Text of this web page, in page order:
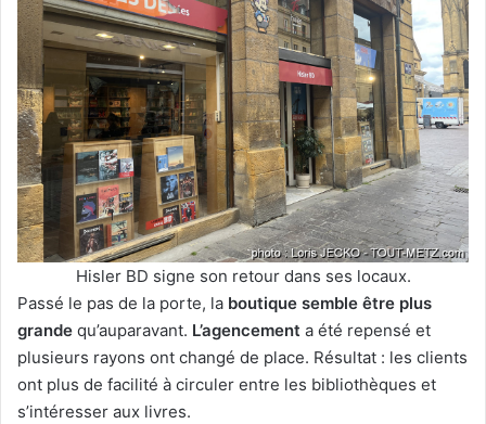
Hisler BD signe son retour dans ses locaux.
Passé le pas de la porte, la boutique semble être plus
grande qu’auparavant. L’agencement a été repensé et
plusieurs rayons ont changé de place. Résultat : les clients
ont plus de facilité à circuler entre les bibliothèques et
s’intéresser aux livres.